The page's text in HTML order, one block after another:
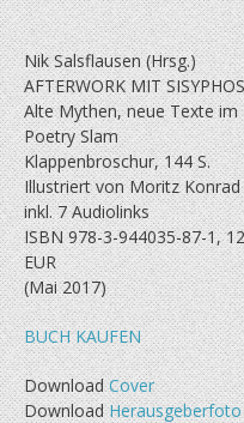
Nik Salsflausen (Hrsg.)
AFTERWORK MIT SISYPHOS
Alte Mythen, neue Texte im
Poetry Slam
Klappenbroschur, 144 S.
Illustriert von Moritz Konrad
inkl. 7 Audiolinks
ISBN 978-3-944035-87-1,
EUR
(Mai 2017)
BUCH KAUFEN
DownloadCover
DownloadHerausgeberfoto